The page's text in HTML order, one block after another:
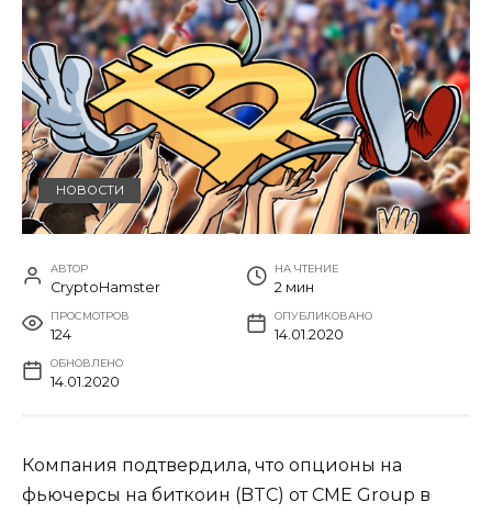
НОВОСТИ
АВТОР
CryptoHamster
НА ЧТЕНИЕ
2 мин
ПРОСМОТРОВ
124
ОПУБЛИКОВАНО
14.01.2020
ОБНОВЛЕНО
14.01.2020
Компания подтвердила, что опционы на
фьючерсы на биткоин (BTC) от CME Group в